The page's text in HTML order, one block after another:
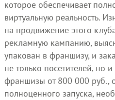
которое обеспечивает
виртуальную реальность.
на продвижение этого
рекламную кампанию,
упакован в франшизу, и
не только посетителей, но
франшизы от 800 000 руб.,
полноценного запуска,